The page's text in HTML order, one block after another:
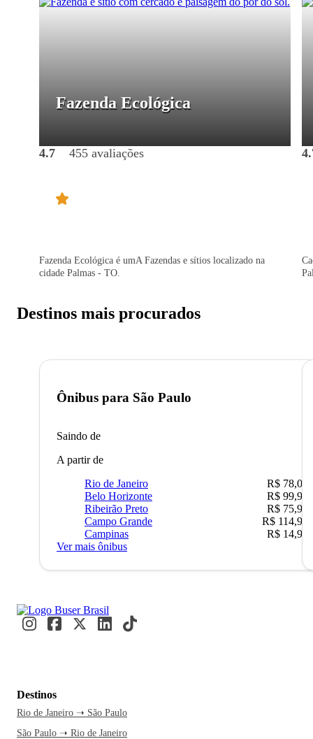
Fazenda Ecológica
4.7 455 avaliações
Fazenda Ecológica é umA Fazendas e sítios localizado na
cidade Palmas - TO.
Destinos mais procurados
Ônibus para São Paulo
Saindo de
A partir de
Rio de Janeiro
R$ 78,02
Belo Horizonte
R$ 99,95
Ribeirão Preto
R$ 75,90
Campo Grande
R$ 114,90
Campinas
R$ 14,90
Ver mais ônibus
Destinos
Rio de Janeiro ➝ São Paulo
São Paulo ➝ Rio de Janeiro